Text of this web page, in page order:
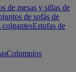
de mesas y sillas de
de sofás de
colgantesEstufas de
Columpios